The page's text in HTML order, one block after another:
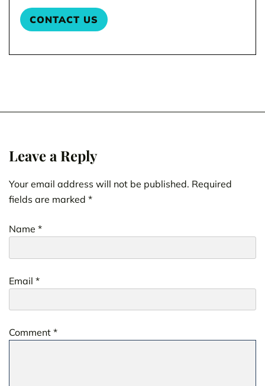
Leave a Reply
Your email address will not be published. Required
fields are marked *
Comment *
Name *
Email *